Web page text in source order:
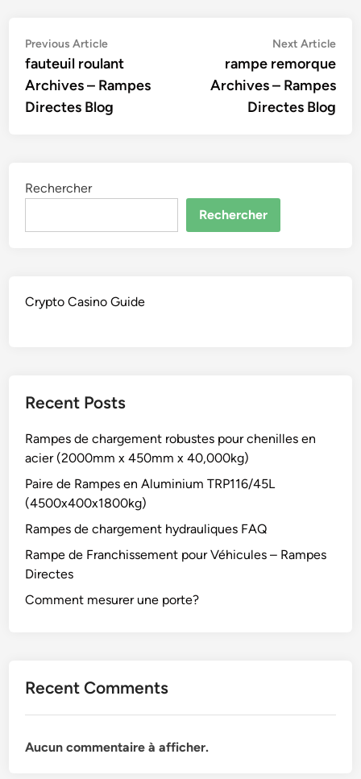
Navigation
de
l’article
Previous ArticlePrevious
article:
fauteuil roulant
Archives – Rampes
Directes Blog
Next Article
rampe remorque
Archives – Rampes
Directes Blog
Rechercher
Rechercher
Crypto Casino Guide
Recent Posts
Rampes de chargement robustes pour chenilles en
acier (2000mm x 450mm x 40,000kg)
Paire de Rampes en Aluminium TRP116/45L
(4500x400x1800kg)
Rampes de chargement hydrauliques FAQ
Rampe de Franchissement pour Véhicules – Rampes
Directes
Comment mesurer une porte?
Recent Comments
Aucun commentaire à afficher.